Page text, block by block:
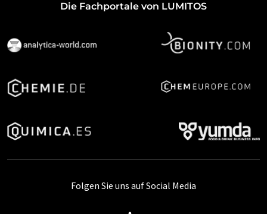
Die Fachportale von LUMITOS
Folgen Sie uns auf Social Media